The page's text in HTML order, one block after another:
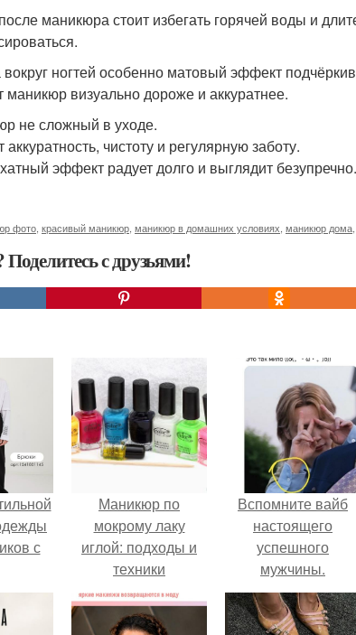
маникюра стоит избегать горячей воды и
ногтей особенно матовый эффект
маникюр визуально дороже и аккуратнее.
не сложный в уходе.
чистоту и регулярную заботу.
эффект радует долго и выглядит безупречно.
фото красивый маникюр маникюр в домашних условиях маникюр дома
с друзьями!
с
Маникюр по
мокрому лаку
иглой: подходы и
техники
Вспомните вайб
настоящего
успешного
мужчины.